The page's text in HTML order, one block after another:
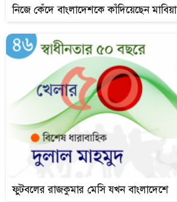
নিজে কেঁদে বাংলাদেশকে কাঁদিয়েছেন মাবিয়া
ফুটবলের রাজকুমার মেসি যখন বাংলাদেশে